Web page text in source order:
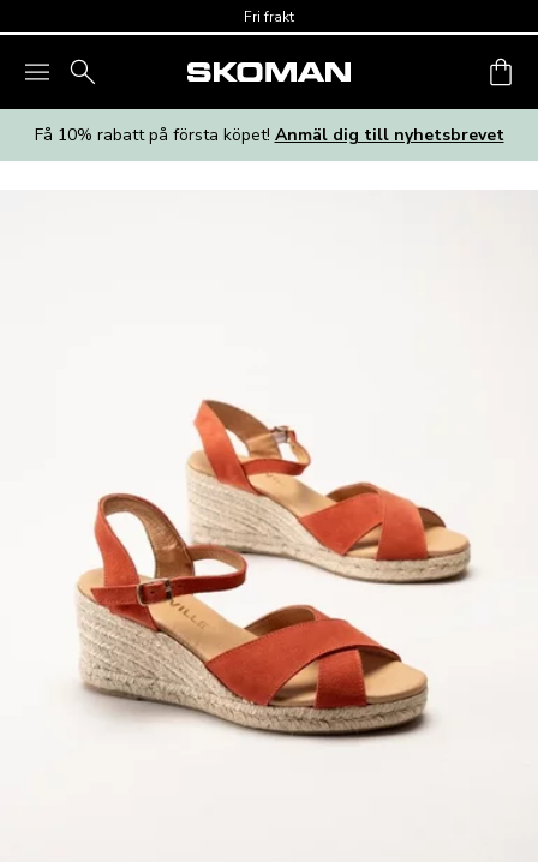
Fri frakt
Få 10% rabatt på första köpet! Anmäl dig till nyhetsbrevet